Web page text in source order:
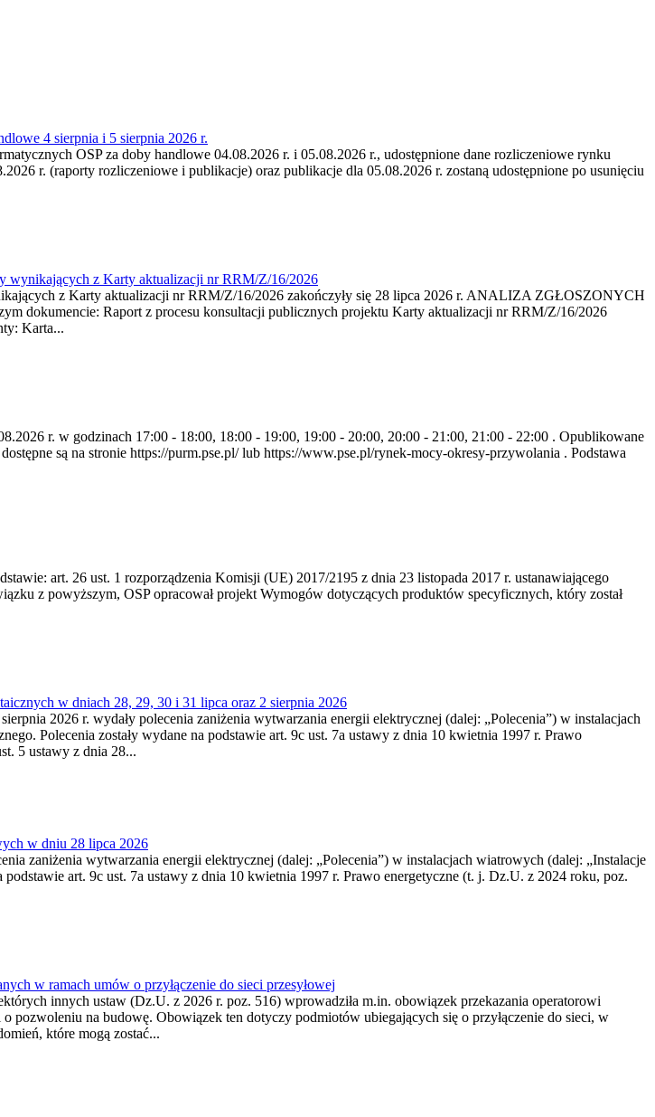
4 sierpnia i 5 sierpnia 2026 r.
OSP za doby handlowe 04.08.2026 r. i 05.08.2026 r., udostępnione dane rozliczeniowe rynku
r. (raporty rozliczeniowe i publikacje) oraz publikacje dla 05.08.2026 r. zostaną udostępnione po usunięciu
wynikających z Karty aktualizacji nr RRM/Z/16/2026
z Karty aktualizacji nr RRM/Z/16/2026 zakończyły się 28 lipca 2026 r. ANALIZA ZGŁOSZONYCH
dokumencie: Raport z procesu konsultacji publicznych projektu Karty aktualizacji nr RRM/Z/16/2026
Karta...
r. w godzinach 17:00 - 18:00, 18:00 - 19:00, 19:00 - 20:00, 20:00 - 21:00, 21:00 - 22:00 . Opublikowane
są na stronie https://purm.pse.pl/ lub https://www.pse.pl/rynek-mocy-okresy-przywolania . Podstawa
art. 26 ust. 1 rozporządzenia Komisji (UE) 2017/2195 z dnia 23‍ listopada 2017 r. ustanawiającego
z powyższym, OSP opracował projekt Wymogów dotyczących produktów specyficznych, który został
w dniach 28, 29, 30 i 31 lipca oraz 2 sierpnia 2026
2026 r. wydały polecenia zaniżenia wytwarzania energii elektrycznej (dalej: „Polecenia”) w instalacjach
Polecenia zostały wydane na podstawie art. 9c ust. 7a ustawy z dnia 10 kwietnia 1997 r. Prawo
5 ustawy z dnia 28...
w dniu 28 lipca 2026
zaniżenia wytwarzania energii elektrycznej (dalej: „Polecenia”) w instalacjach wiatrowych (dalej: „Instalacje
art. 9c ust. 7a ustawy z dnia 10 kwietnia 1997 r. Prawo energetyczne (t. j. Dz.U. z 2024 roku, poz.
w ramach umów o przyłączenie do sieci przesyłowej
innych ustaw (Dz.U. z 2026 r. poz. 516) wprowadziła m.in. obowiązek przekazania operatorowi
pozwoleniu na budowę. Obowiązek ten dotyczy podmiotów ubiegających się o przyłączenie do sieci, w
które mogą zostać...